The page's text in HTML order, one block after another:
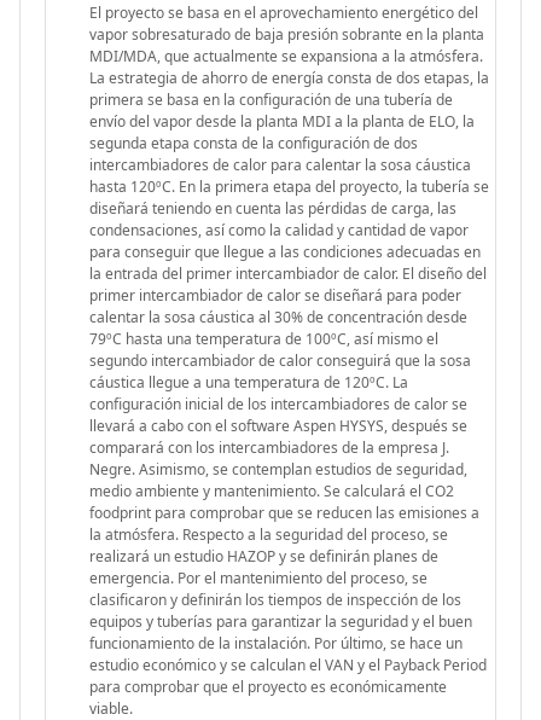
El proyecto se basa en el aprovechamiento energético del
vapor sobresaturado de baja presión sobrante en la planta
MDI/MDA, que actualmente se expansiona a la atmósfera.
La estrategia de ahorro de energía consta de dos etapas, la
primera se basa en la configuración de una tubería de
envío del vapor desde la planta MDI a la planta de ELO, la
segunda etapa consta de la configuración de dos
intercambiadores de calor para calentar la sosa cáustica
hasta 120ºC. En la primera etapa del proyecto, la tubería se
diseñará teniendo en cuenta las pérdidas de carga, las
condensaciones, así como la calidad y cantidad de vapor
para conseguir que llegue a las condiciones adecuadas en
la entrada del primer intercambiador de calor. El diseño del
primer intercambiador de calor se diseñará para poder
calentar la sosa cáustica al 30% de concentración desde
79ºC hasta una temperatura de 100ºC, así mismo el
segundo intercambiador de calor conseguirá que la sosa
cáustica llegue a una temperatura de 120ºC. La
configuración inicial de los intercambiadores de calor se
llevará a cabo con el software Aspen HYSYS, después se
comparará con los intercambiadores de la empresa J.
Negre. Asimismo, se contemplan estudios de seguridad,
medio ambiente y mantenimiento. Se calculará el CO2
foodprint para comprobar que se reducen las emisiones a
la atmósfera. Respecto a la seguridad del proceso, se
realizará un estudio HAZOP y se definirán planes de
emergencia. Por el mantenimiento del proceso, se
clasificaron y definirán los tiempos de inspección de los
equipos y tuberías para garantizar la seguridad y el buen
funcionamiento de la instalación. Por último, se hace un
estudio económico y se calculan el VAN y el Payback Period
para comprobar que el proyecto es económicamente
viable.